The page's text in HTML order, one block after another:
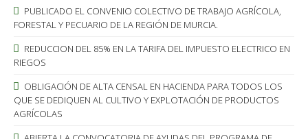
PUBLICADO EL CONVENIO COLECTIVO DE TRABAJO AGRÍCOLA,
FORESTAL Y PECUARIO DE LA REGIÓN DE MURCIA.
REDUCCION DEL 85% EN LA TARIFA DEL IMPUESTO ELECTRICO EN
RIEGOS
OBLIGACIÓN DE ALTA CENSAL EN HACIENDA PARA TODOS LOS
QUE SE DEDIQUEN AL CULTIVO Y EXPLOTACIÓN DE PRODUCTOS
AGRÍCOLAS